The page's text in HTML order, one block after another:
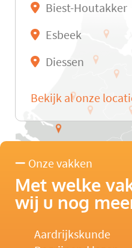
Biest-Houtakker
Esbeek
Diessen
Bekijk al onze
Onze vakken
Met welke
wij u nog
Aardrijkskunde